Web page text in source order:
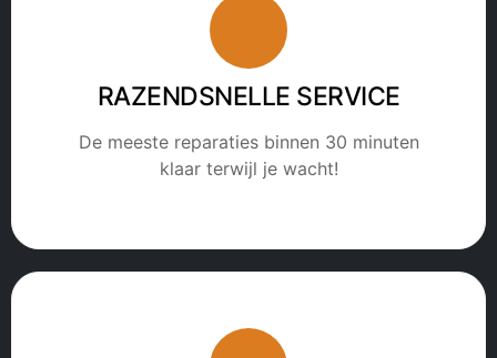
RAZENDSNELLE SERVICE
De meeste reparaties binnen 30 minuten
klaar terwijl je wacht!